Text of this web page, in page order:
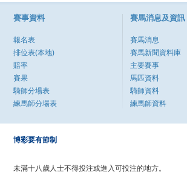
賽事資料
報名表
排位表(本地)
賠率
賽果
騎師分場表
練馬師分場表
賽馬消息及資訊
賽馬消息
賽馬新聞資料庫
主要賽事
馬匹資料
騎師資料
練馬師資料
博彩要有節制
未滿十八歲人士不得投注或進入可投注的地方。